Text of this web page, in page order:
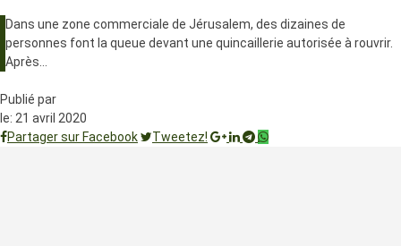
Dans une zone commerciale de Jérusalem, des dizaines de
personnes font la queue devant une quincaillerie autorisée à rouvrir.
Après…
Publié par
le: 21 avril 2020
Partager sur Facebook
Tweetez!